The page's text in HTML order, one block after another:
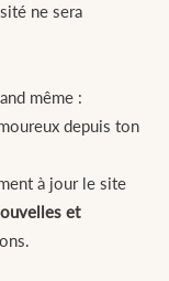
ne sera
même :
depuis ton
à jour le site
et